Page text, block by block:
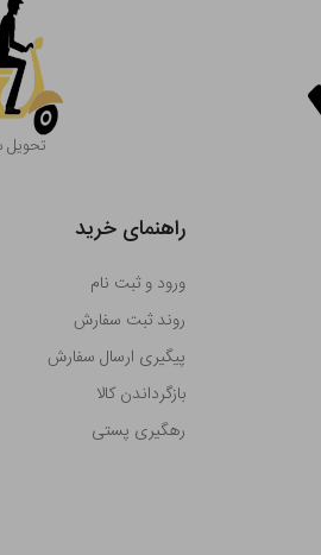
تحویل
راهنمای خرید
ورود و ثبت نام
روند ثبت سفارش
پیگیری ارسال سفارش
بازگرداندن کالا
رهگیری پستی